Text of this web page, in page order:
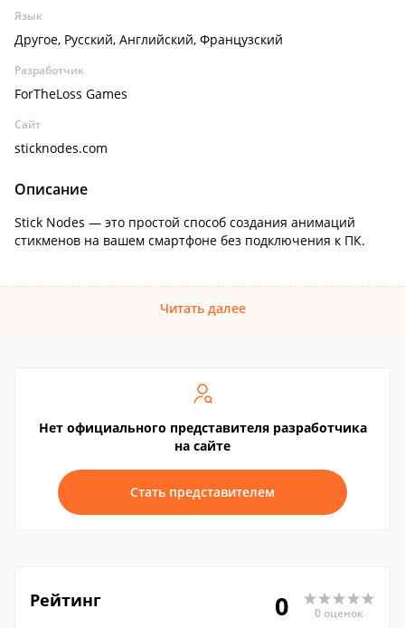
Язык
Другое, Русский, Английский, Французский
Разработчик
ForTheLoss Games
Сайт
sticknodes.com
Описание
Stick Nodes — это простой способ создания анимаций
стикменов на вашем смартфоне без подключения к ПК.
Читать далее
Нет официального представителя разработчика
на сайте
Стать представителем
Рейтинг 0 0 оценок